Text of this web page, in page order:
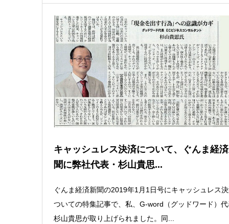
キャッシュレス決済について、ぐんま経
聞に弊社代表・杉山貴思...
ぐんま経済新聞の2019年1月1日号にキャッシュレス
ついての特集記事で、私、G-word（グッドワード）
杉山貴思が取り上げられました。同...